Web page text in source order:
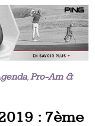
,Pro-Am &
: 7ème